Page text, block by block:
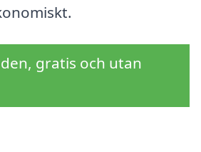
gratis och utan